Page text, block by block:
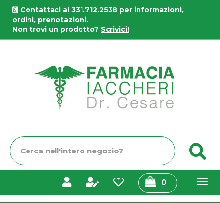
Passa
contenuto
principale
Contattaci al 331.712.2538 per informazioni,
ordini, prenotazioni.
Non trovi un prodotto? Scrivici!
Cerca
Prodotto
0prodotti
inseriti